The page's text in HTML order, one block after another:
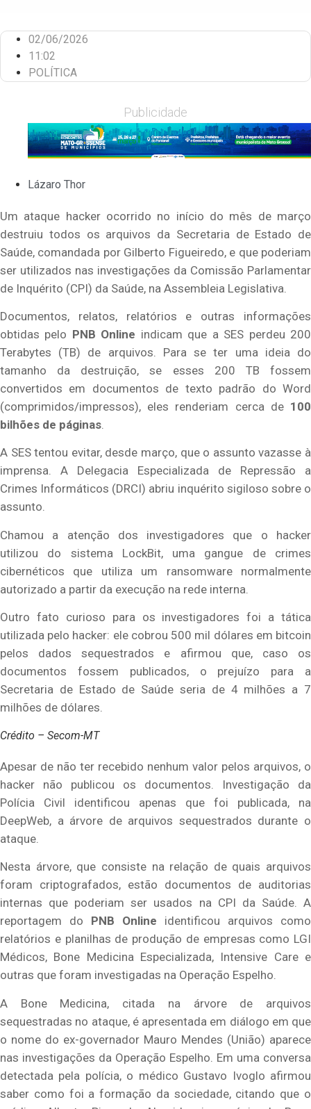
02/06/2026
11:02
POLÍTICA
Publicidade
Lázaro Thor
Um ataque hacker ocorrido no início do mês de março
destruiu todos os arquivos da Secretaria de Estado de
Saúde, comandada por Gilberto Figueiredo, e que poderiam
ser utilizados nas investigações da Comissão Parlamentar
de Inquérito (CPI) da Saúde, na Assembleia Legislativa.
Documentos, relatos, relatórios e outras informações
obtidas pelo PNB Online indicam que a SES perdeu 200
Terabytes (TB) de arquivos. Para se ter uma ideia do
tamanho da destruição, se esses 200 TB fossem
convertidos em documentos de texto padrão do Word
(comprimidos/impressos), eles renderiam cerca de 100
bilhões de páginas
A SES tentou evitar, desde março, que o assunto vazasse à
imprensa. A Delegacia Especializada de Repressão a
Crimes Informáticos (DRCI) abriu inquérito sigiloso sobre o
assunto.
Chamou a atenção dos investigadores que o hacker
utilizou do sistema LockBit, uma gangue de crimes
cibernéticos que utiliza um ransomwarenormalmente
autorizado a partir da execução na rede interna.
Outro fato curioso para os investigadores foi a tática
utilizada pelo hacker: ele cobrou 500 mil dólares em bitcoin
pelos dados sequestrados e afirmou que, caso os
documentos fossem publicados, o prejuízo para a
Secretaria de Estado de Saúde seria de 4 milhões a 7
milhões de dólares.
Crédito – Secom-MT
Apesar de não ter recebido nenhum valor pelos arquivos, o
hacker não publicou os documentos. Investigação da
Polícia Civil identificou apenas que foi publicada, na
DeepWeb, a árvore de arquivos sequestrados durante o
ataque.
Nesta árvore, que consiste na relação de quais arquivos
foram criptografados, estão documentos de auditorias
internas que poderiam ser usados na CPI da Saúde. A
reportagem do PNB Online identificou arquivos como
relatórios e planilhas de produção de empresas como LGI
Médicos, Bone Medicina Especializada, Intensive Care e
outras que foram investigadas na Operação Espelho.
A Bone Medicina, citada na árvore de arquivos
sequestradas no ataque, é apresentada em diálogo em que
o nome do ex-governador Mauro Mendes (União) aparece
nas investigações da Operação Espelho. Em uma conversa
detectada pela polícia, o médico Gustavo Ivoglo afirmou
saber como foi a formação da sociedade, citando que o